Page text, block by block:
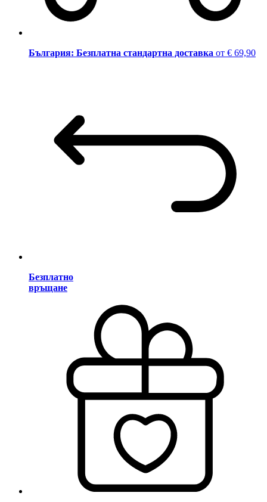
България: Безплатна стандартна доставка от € 69,90
Безплатно
връщане